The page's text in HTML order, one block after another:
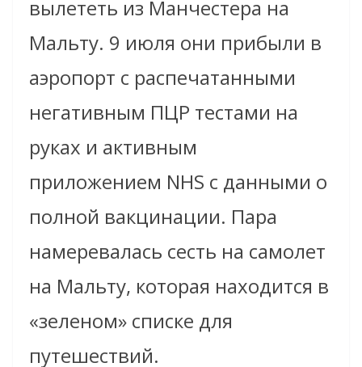
вылететь из Манчестера на
Мальту. 9 июля они прибыли в
аэропорт с распечатанными
негативным ПЦР тестами на
руках и активным
приложением NHS с данными о
полной вакцинации. Пара
намеревалась сесть на самолет
на Мальту, которая находится в
«зеленом» списке для
путешествий.